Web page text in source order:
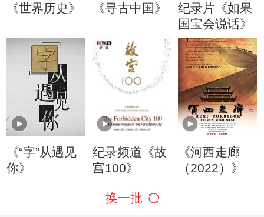
《世界历史》 《寻古中国》
纪录片《如果
国宝会说话》
《“字”从遇见
你》
纪录频道《故
宫100》
《河西走廊
（2022）》
换一批